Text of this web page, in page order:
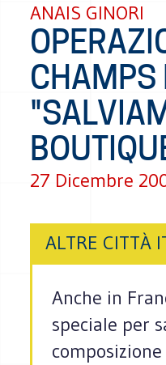
ANAIS GINORI
CHAMPS
27 Dicembre
ALTRE CITTÀ
Anche in
speciale per